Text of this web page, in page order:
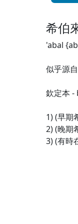
希伯
'abal
似乎源自
欽定本
1) (早期
2) (晚期
3) (有時